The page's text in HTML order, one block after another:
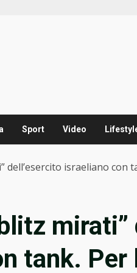
Sport Video
dell’esercito israeliano con
mirati”
tank. Per